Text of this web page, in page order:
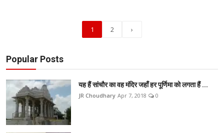
1 2 ›
Popular Posts
यह हैं सांचौर का वह मंदिर जहाँ हर पूर्णिमा को लगता हैं ...
JR Choudhary Apr 7, 2018 0